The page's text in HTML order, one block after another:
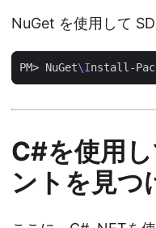
NuGet を使用して
PM> NuGet\I
C#を使用
ントを見つ